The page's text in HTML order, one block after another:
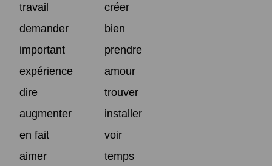
travail
créer
demander
bien
important
prendre
expérience
amour
dire
trouver
augmenter
installer
en fait
voir
aimer
temps